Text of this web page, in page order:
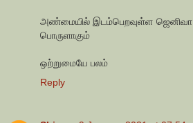
அண்மையில் இடம்பெறவுள்ள ஜெனிவா
பொருளாகும்
ஒற்றுமையே பலம்
Reply